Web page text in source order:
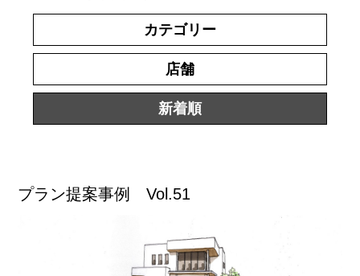
カテゴリー
店舗
新着順
プラン提案事例 Vol.51